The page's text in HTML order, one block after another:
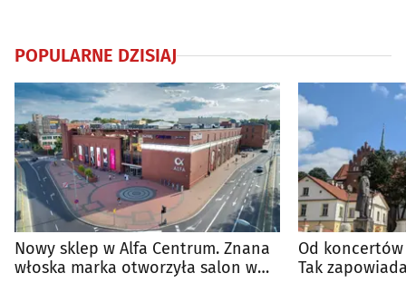
POPULARNE DZISIAJ
Nowy sklep w Alfa Centrum. Znana
włoska marka otworzyła salon w
Od
Tak